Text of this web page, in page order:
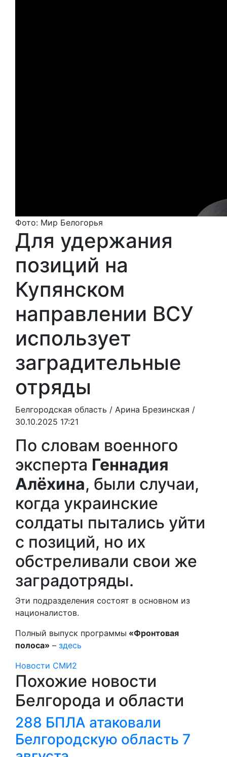
Фото: Мир Белогорья
Для удержания
позиций на
Купянском
направлении ВСУ
использует
заградительные
отряды
Белгородская область / Арина Брезинская /
30.10.2025 17:21
По словам военного
эксперта Геннадия
Алёхина, были случаи,
когда украинские
солдаты пытались уйти
с позиций, но их
обстреливали свои же
заградотряды.
Эти подразделения состоят в основном из
националистов.
Полный выпуск программы «Фронтовая
полоса» – здесь
Новости СМИ2
Похожие новости
Белгорода и области
288 БПЛА атаковали
Белгородскую область 7